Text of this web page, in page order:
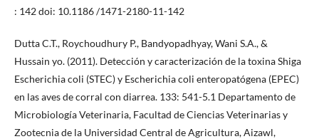
: 142 doi: 10.1186 /1471-2180-11-142
Dutta C.T., Roychoudhury P., Bandyopadhyay, Wani S.A., &
Hussain yo. (2011). Detección y caracterización de la toxina Shiga
Escherichia coli (STEC) y Escherichia coli enteropatógena (EPEC)
en las aves de corral con diarrea. 133: 541-5.1 Departamento de
Microbiología Veterinaria, Facultad de Ciencias Veterinarias y
Zootecnia de la Universidad Central de Agricultura, Aizawl,